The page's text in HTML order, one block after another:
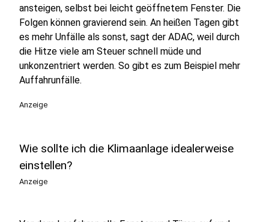
ansteigen, selbst bei leicht geöffnetem Fenster. Die
Folgen können gravierend sein. An heißen Tagen gibt
es mehr Unfälle als sonst, sagt der ADAC, weil durch
die Hitze viele am Steuer schnell müde und
unkonzentriert werden. So gibt es zum Beispiel mehr
Auffahrunfälle.
Anzeige
Wie sollte ich die Klimaanlage idealerweise
einstellen?
Anzeige